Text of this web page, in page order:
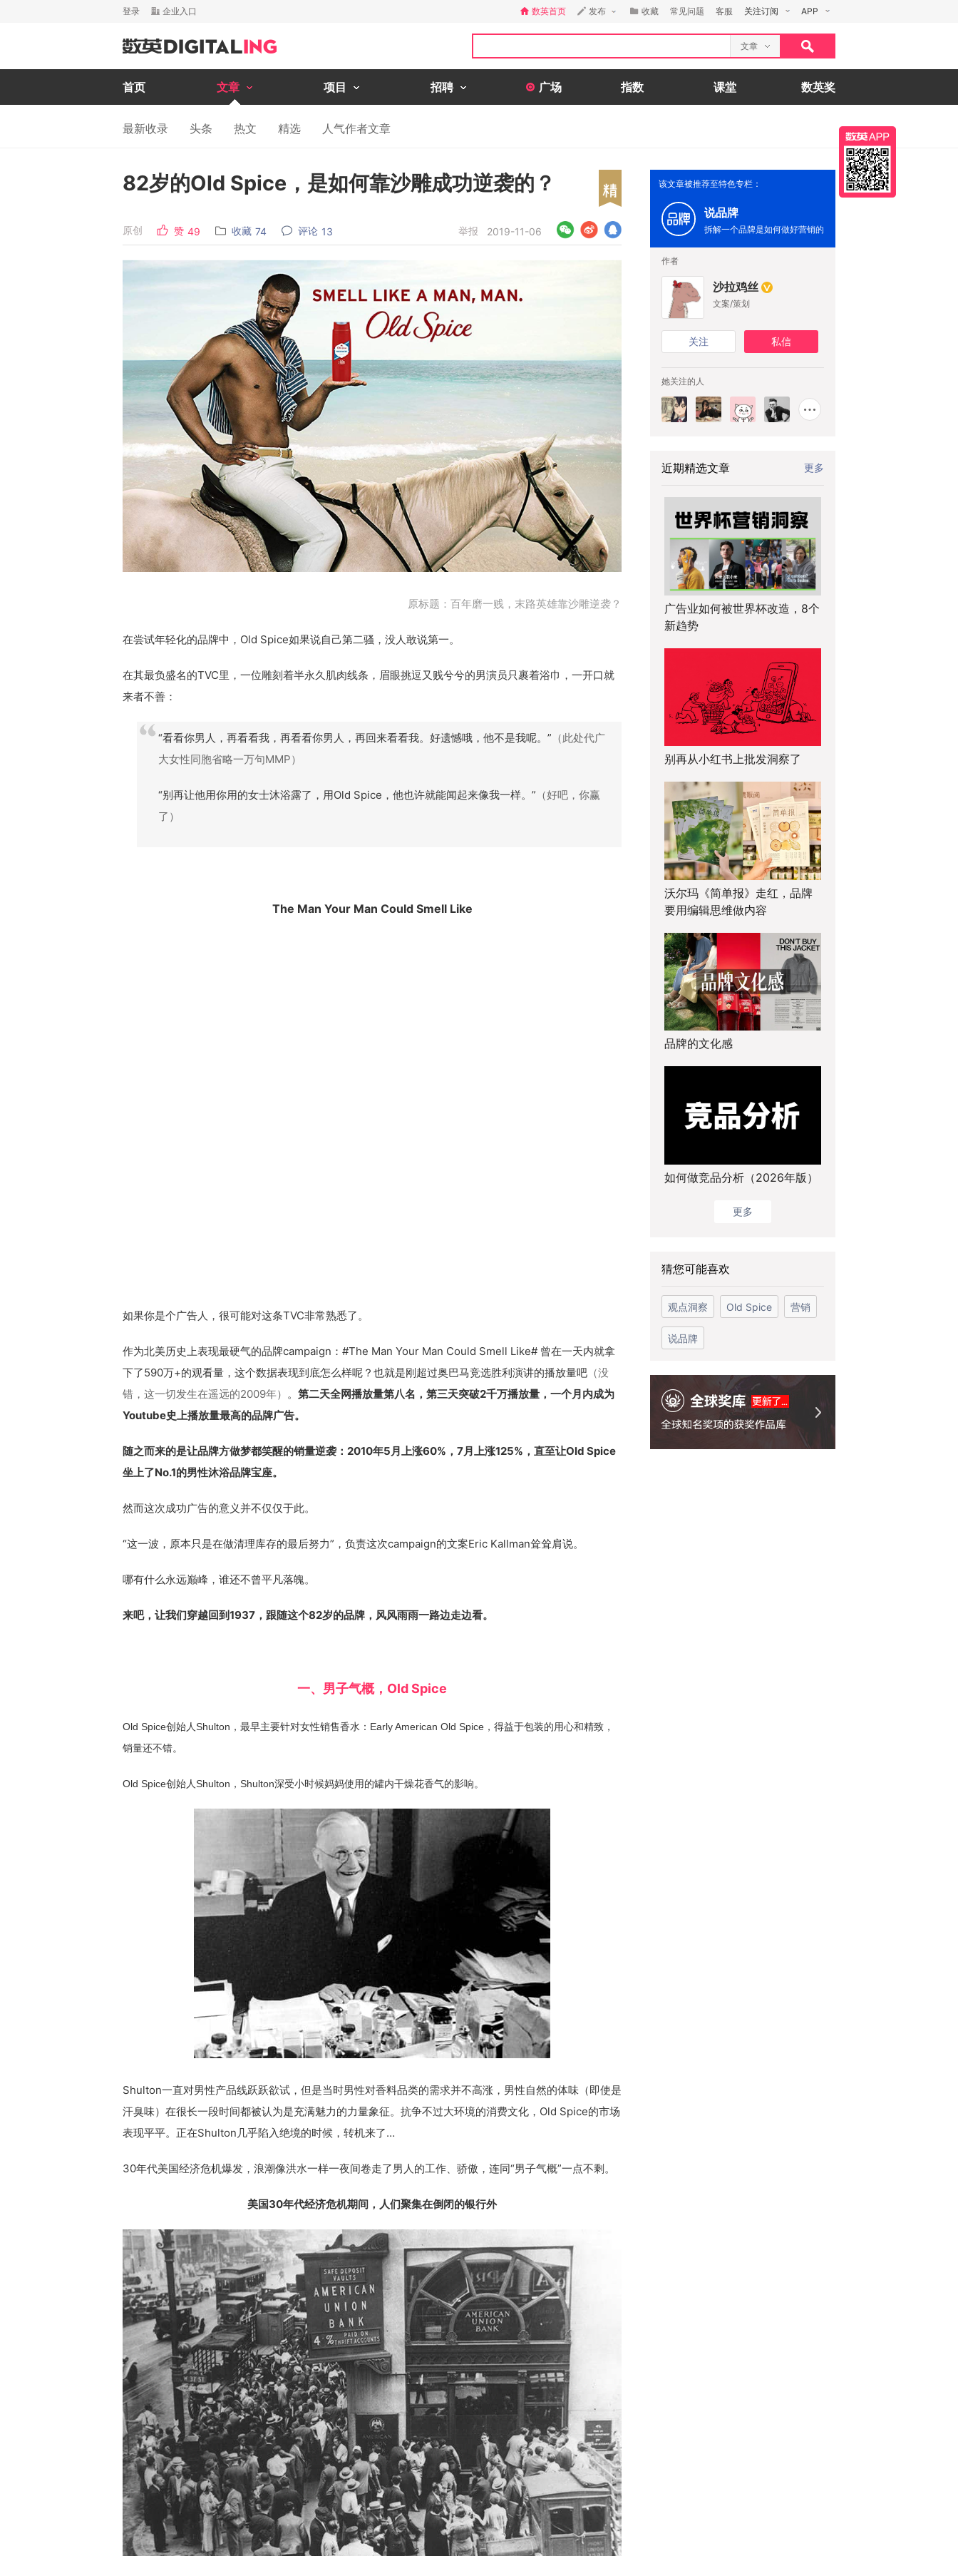
登录 企业入口 数英首页 发布 收藏 常见问题 客服 关注订阅 APP
文章
首页 文章 项目 招聘 广场 指数 课堂 数英奖
最新收录 头条 热文 精选 人气作者文章
82岁的Old Spice，是如何靠沙雕成功逆袭的？
原创 赞 49 收藏 74 评论 13 举报 2019-11-06
原标题：百年磨一贱，末路英雄靠沙雕逆袭？
在尝试年轻化的品牌中，Old Spice如果说自己第二骚，没人敢说第一。
在其最负盛名的TVC里，一位雕刻着半永久肌肉线条，眉眼挑逗又贱兮兮的男演员只裹着浴巾，一开口就
来者不善：
“看看你男人，再看看我，再看看你男人，再回来看看我。好遗憾哦，他不是我呢。” （此处代广
大女性同胞省略一万句MMP）
“别再让他用你用的女士沐浴露了，用Old Spice，他也许就能闻起来像我一样。” （好吧，你赢
了）
The Man Your Man Could Smell Like
如果你是个广告人，很可能对这条TVC非常熟悉了。
作为北美历史上表现最硬气的品牌campaign：#The Man Your Man Could Smell Like# 曾在一天内就拿
下了590万+的观看量，这个数据表现到底怎么样呢？也就是刚超过奥巴马竞选胜利演讲的播放量吧 （没
错，这一切发生在遥远的2009年） 。 第二天全网播放量第八名，第三天突破2千万播放量，一个月内成为
Youtube史上播放量最高的品牌广告。
随之而来的是让品牌方做梦都笑醒的销量逆袭：2010年5月上涨60%，7月上涨125%，直至让Old Spice
坐上了No.1的男性沐浴品牌宝座。
然而这次成功广告的意义并不仅仅于此。
“这一波，原本只是在做清理库存的最后努力”，负责这次campaign的文案Eric Kallman耸耸肩说。
哪有什么永远巅峰，谁还不曾平凡落魄。
来吧，让我们穿越回到1937，跟随这个82岁的品牌，风风雨雨一路边走边看。
一、男子气概，Old Spice
Old Spice创始人Shulton，最早主要针对女性销售香水：Early American Old Spice，得益于包装的用心和精致，
销量还不错。
Old Spice创始人Shulton，Shulton深受小时候妈妈使用的罐内干燥花香气的影响。
Shulton一直对男性产品线跃跃欲试，但是当时男性对香料品类的需求并不高涨，男性自然的体味（即使是
汗臭味）在很长一段时间都被认为是充满魅力的力量象征。抗争不过大环境的消费文化，Old Spice的市场
表现平平。正在Shulton几乎陷入绝境的时候，转机来了…
30年代美国经济危机爆发，浪潮像洪水一样一夜间卷走了男人的工作、骄傲，连同“男子气概”一点不剩。
美国30年代经济危机期间，人们聚集在倒闭的银行外
该文章被推荐至特色专栏：
说品牌
拆解一个品牌是如何做好营销的
作者
沙拉鸡丝
文案/策划
关注 私信
她关注的人
近期精选文章 更多
广告业如何被世界杯改造，8个
新趋势
别再从小红书上批发洞察了
沃尔玛《简单报》走红，品牌
要用编辑思维做内容
品牌的文化感
如何做竞品分析（2026年版）
更多
猜您可能喜欢
观点洞察 Old Spice 营销
说品牌